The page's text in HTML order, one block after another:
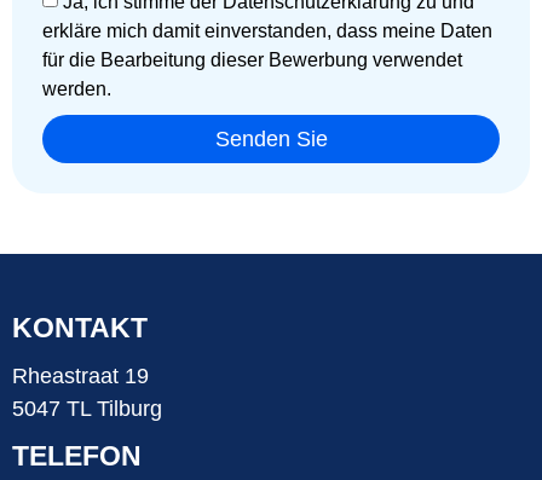
erkläre mich damit einverstanden, dass meine Daten
für die Bearbeitung dieser Bewerbung verwendet
werden.
Senden Sie
KONTAKT
Rheastraat 19
5047 TL Tilburg
TELEFON